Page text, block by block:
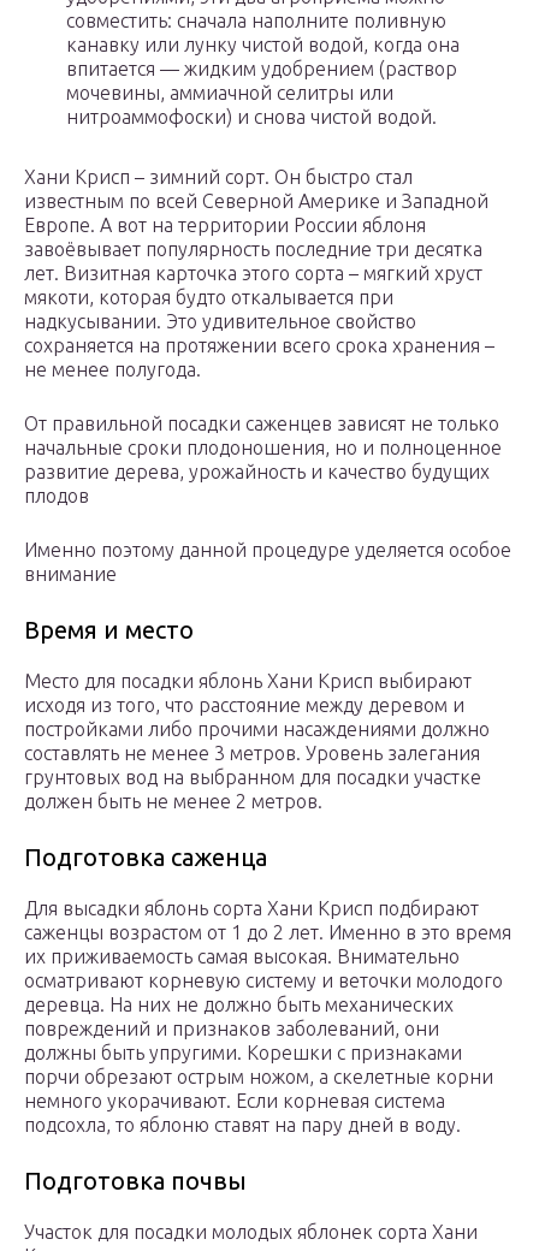
совместить: сначала наполните поливную
канавку или лунку чистой водой, когда она
впитается — жидким удобрением (раствор
мочевины, аммиачной селитры или
нитроаммофоски) и снова чистой водой.
Хани Крисп – зимний сорт. Он быстро стал
известным по всей Северной Америке и Западной
Европе. А вот на территории России яблоня
завоёвывает популярность последние три десятка
лет. Визитная карточка этого сорта – мягкий хруст
мякоти, которая будто откалывается при
надкусывании. Это удивительное свойство
сохраняется на протяжении всего срока хранения –
не менее полугода.
От правильной посадки саженцев зависят не только
начальные сроки плодоношения, но и полноценное
развитие дерева, урожайность и качество будущих
плодов
Именно поэтому данной процедуре уделяется особое
внимание
Время и место
Место для посадки яблонь Хани Крисп выбирают
исходя из того, что расстояние между деревом и
постройками либо прочими насаждениями должно
составлять не менее 3 метров. Уровень залегания
грунтовых вод на выбранном для посадки участке
должен быть не менее 2 метров.
Подготовка саженца
Для высадки яблонь сорта Хани Крисп подбирают
саженцы возрастом от 1 до 2 лет. Именно в это время
их приживаемость самая высокая. Внимательно
осматривают корневую систему и веточки молодого
деревца. На них не должно быть механических
повреждений и признаков заболеваний, они
должны быть упругими. Корешки с признаками
порчи обрезают острым ножом, а скелетные корни
немного укорачивают. Если корневая система
подсохла, то яблоню ставят на пару дней в воду.
Подготовка почвы
Участок для посадки молодых яблонек сорта Хани